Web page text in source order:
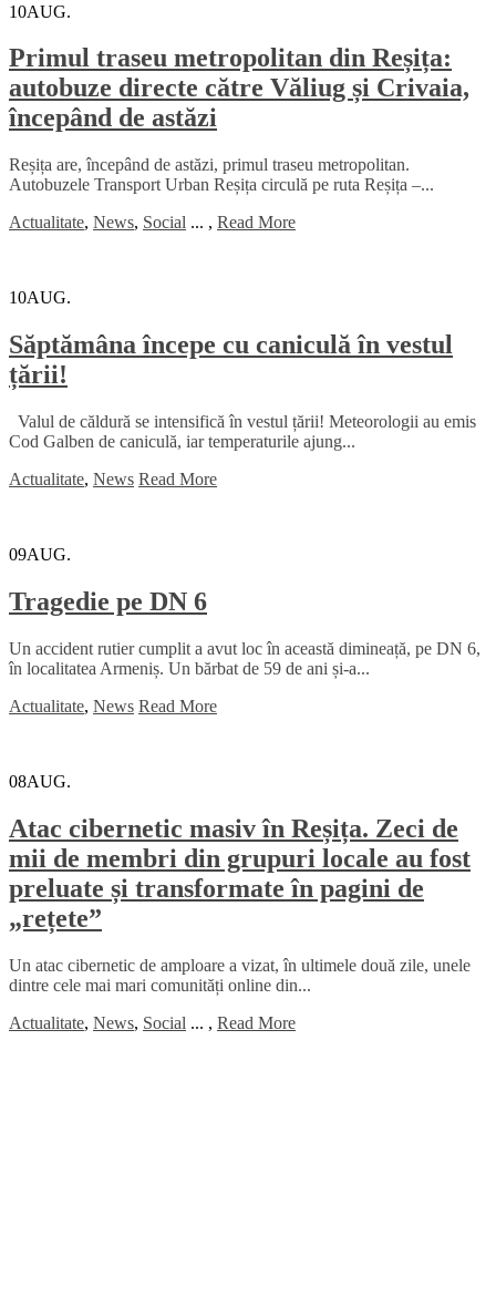
10AUG.
Primul traseu metropolitan din Reșița:
autobuze directe către Văliug și Crivaia,
începând de astăzi
Reșița are, începând de astăzi, primul traseu metropolitan.
Autobuzele Transport Urban Reșița circulă pe ruta Reșița –...
Actualitate, News, Social ... , Read More
10AUG.
Săptămâna începe cu caniculă în vestul
țării!
Valul de căldură se intensifică în vestul țării! Meteorologii au emis
Cod Galben de caniculă, iar temperaturile ajung...
Actualitate, News Read More
09AUG.
Tragedie pe DN 6
Un accident rutier cumplit a avut loc în această dimineață, pe DN 6,
în localitatea Armeniș. Un bărbat de 59 de ani și-a...
Actualitate, News Read More
08AUG.
Atac cibernetic masiv în Reșița. Zeci de
mii de membri din grupuri locale au fost
preluate și transformate în pagini de
„rețete”
Un atac cibernetic de amploare a vizat, în ultimele două zile, unele
dintre cele mai mari comunități online din...
Actualitate, News, Social ... , Read More